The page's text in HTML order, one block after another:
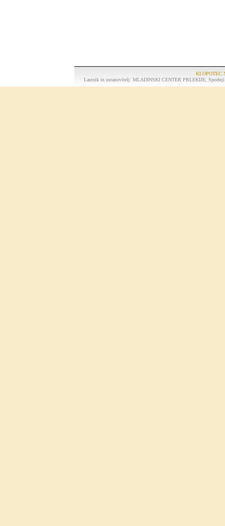
Lastnik in ustanovitelj: MLADINSKI CENTER PRLEKIJE,